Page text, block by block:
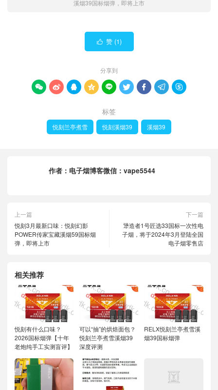
溪烟39国标烟弹，即将上市
 赞 (1)
分享到
        
标签
悦刻兰亭煮雪 悦刻溪烟39 溪烟39
作者： 电子烟博客微信：vape5544
上一篇
悦刻3月最新口味：悦刻幻影
POWER传家宝藏溪烟59国标烟
弹，即将上市
下一篇
犟造者1号匠选33国标一次性电
子烟，将于2024年3月登陆全国
电子烟零售店
相关推荐
悦刻有什么口味？
2026国标烟弹【十年
老炮纯手工实测盲评】
可以“抽”的烘焙面包？
悦刻兰亭煮雪溪烟39
深度评测
RELX悦刻兰亭煮雪溪
烟39国标烟弹